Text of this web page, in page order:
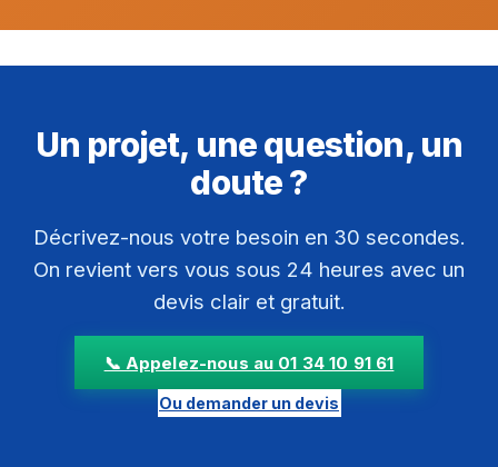
Un projet, une question, un
doute ?
Décrivez-nous votre besoin en 30 secondes.
On revient vers vous sous 24 heures avec un
devis clair et gratuit.
📞 Appelez-nous au 01 34 10 91 61
Ou demander un devis